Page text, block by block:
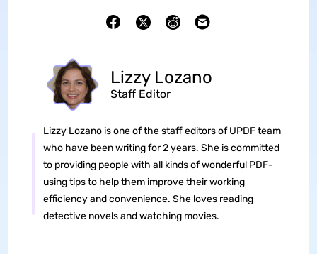
Lizzy Lozano
Staff Editor
Lizzy Lozano is one of the staff editors of UPDF team
who have been writing for 2 years. She is committed
to providing people with all kinds of wonderful PDF-
using tips to help them improve their working
efficiency and convenience. She loves reading
detective novels and watching movies.